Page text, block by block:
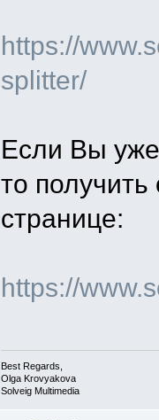
https://
splitter/
Если Вы
то
странице:
https://
Best Regards,
Olga Krovyakova
Solveig Multimedia